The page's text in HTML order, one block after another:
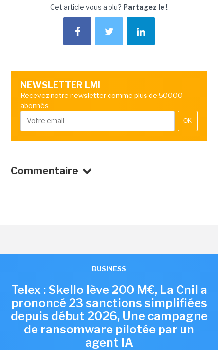
Cet article vous a plu? Partagez le !
NEWSLETTER LMI
Recevez notre newsletter comme plus de 50000
abonnés
OK
Commentaire
BUSINESS
Telex : Skello lève 200 M€, La Cnil a
prononcé 23 sanctions simplifiées
depuis début 2026, Une campagne
de ransomware pilotée par un
agent IA